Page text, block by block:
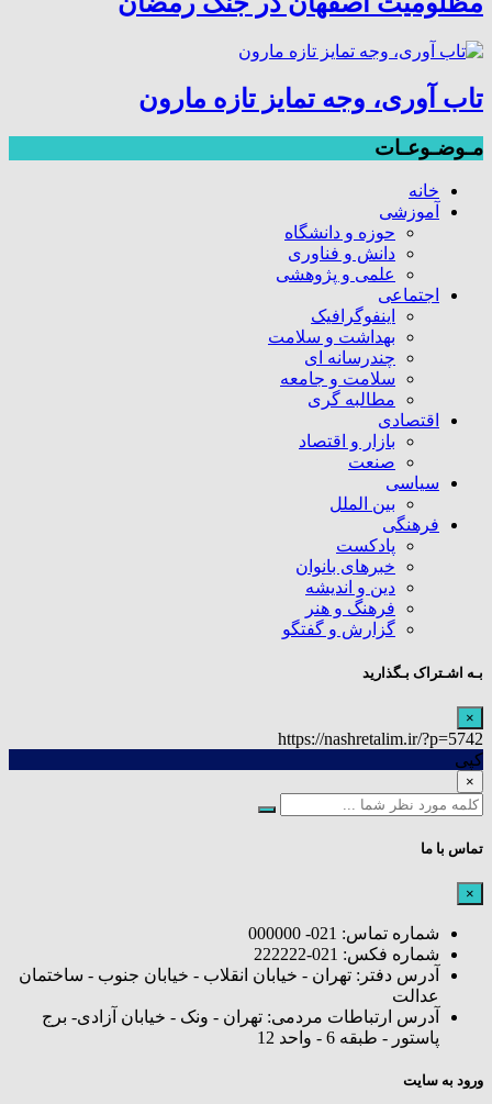
تاب آوری، وجه تمایز تازه مارون
مـوضـوعـات
خانه
آموزشی
حوزه و دانشگاه
دانش و فناوری
علمی و پژوهشی
اجتماعی
اینفوگرافیک
بهداشت و سلامت
چندرسانه ای
سلامت و جامعه
مطالبه گری
اقتصادی
بازار و اقتصاد
صنعت
سیاسی
بین الملل
فرهنگی
پادکست
خبرهای بانوان
دین و اندیشه
فرهنگ و هنر
گزارش و گفتگو
بـه اشـتراک بـگذارید
×
https://nashretalim.ir/?p=5742
کپی
×
تماس با ما
×
شماره تماس: 021- 000000
شماره فکس: 021-222222
آدرس دفتر: تهران - خیابان انقلاب - خیابان جنوب - ساختمان
عدالت
آدرس ارتباطات مردمی: تهران - ونک - خیابان آزادی- برج
پاستور - طبقه 6 - واحد 12
ورود به سایت